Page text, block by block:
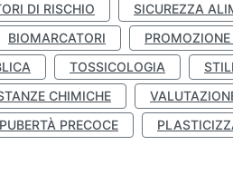
DI RISCHIO
SICUREZZA
BIOMARCATORI
TOSSICOLOGIA
CHIMICHE
PUBERTÀ PRECOCE